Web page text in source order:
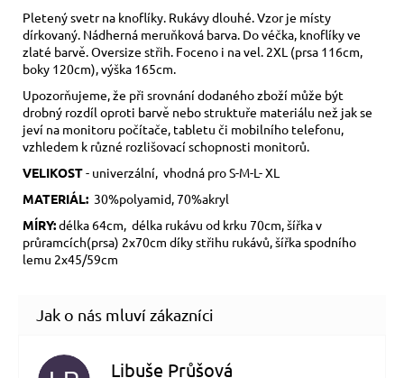
Pletený svetr na knoflíky. Rukávy dlouhé. Vzor je místy
dírkovaný. Nádherná meruňková barva. Do véčka, knoflíky ve
zlaté barvě. Oversize střih. Foceno i na vel. 2XL (prsa 116cm,
boky 120cm), výška 165cm.
Upozorňujeme, že při srovnání dodaného zboží může být
drobný rozdíl oproti barvě nebo struktuře materiálu než jak se
jeví na monitoru počítače, tabletu či mobilního telefonu,
vzhledem k různé rozlišovací schopnosti monitorů.
VELIKOST- univerzální, vhodná pro S-M-L- XL
MATERIÁL: 30%polyamid, 70%akryl
MÍRY:délka 64cm, délka rukávu od krku 70cm, šířka v
průramcích(prsa) 2x70cm díky střihu rukávů, šířka spodního
lemu 2x45/59cm
Libuše Průšová